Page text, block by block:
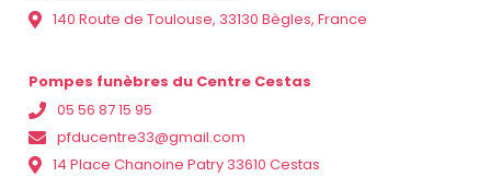
140 Route de Toulouse, 33130 Bègles, France
Pompes funèbres du Centre Cestas
05 56 87 15 95
pfducentre33@gmail.com
14 Place Chanoine Patry 33610 Cestas